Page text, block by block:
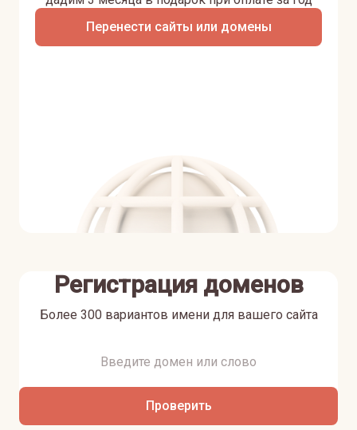
Перенести сайты или домены
Регистрация доменов
Более 300 вариантов имени для вашего сайта
Проверить